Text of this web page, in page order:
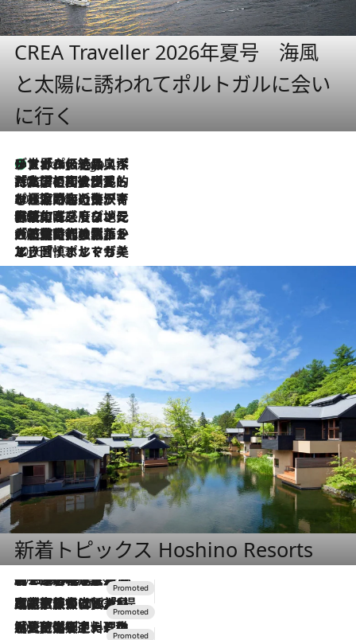
CREA Traveller 2026年夏号 海風
と太陽に誘われてポルトガルに会い
に行く
4 Hours Ago
リスボンの絶品スイーツ「パステル・デ・ナタ」とは？ポルトガル伝統の奥深い世界へ
2026.7.27
「私の祖国はポルトガル語です」国民的詩人フェルナンド・ペソアと、彼が愛した文学の街を歩く
2026.7.26
ポルトガル近海が育む極上の海の幸。キリリと冷えた白ワインと愉しむ、シーフード専門店の贅沢
2026.7.22
伝統の味をモダンに昇華。高感度な地元客が集う、リスボンの最旬ガストロノミー
2026.7.21
大航海時代の栄華から、震災、独裁、そして革命へ。ポルトガル・首都リスボンの石畳に刻まれた「歴史の光と影」
2026.7.13
エッセイ・ヤマザキマリ「慎ましくも美しき国 ポルトガル」
新着トピックス Hoshino Resorts
2026.8.7
【トンボの足水浴】ヒノキの香りに包まれて涼感マックス！約13℃の湧水かけ流しを避暑地「星野温泉 トンボの湯」で体験
2026.7.31
【ホテル帰省】という選択肢をOMOが提案。家族とほどよい距離を保つには「昼は実家、夜は気兼ねなくホテルで！」
2026.7.24
【夏限定ディナーコース】旬を迎える稚鮎や花ズッキーニなどをイタリア・トスカーナの郷土料理の手法で満喫！